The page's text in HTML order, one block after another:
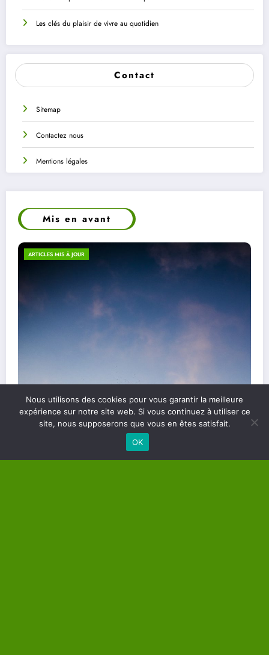
Les clés du plaisir de vivre au quotidien
Contact
Sitemap
Contactez nous
Mentions légales
Mis en avant
ECO-RESPONSABILITÉ
Les différents types de soins énergétiques et
comment les choisir
Nous utilisons des cookies pour vous garantir la meilleure
expérience sur notre site web. Si vous continuez à utiliser ce
site, nous supposerons que vous en êtes satisfait.
OK